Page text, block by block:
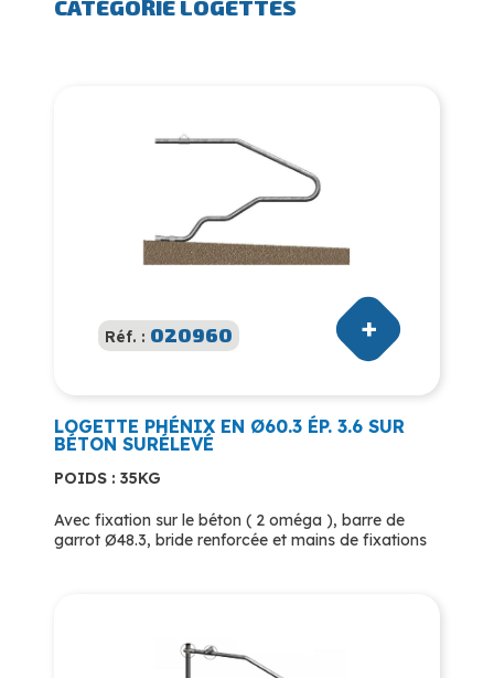
CATÉGORIE LOGETTES
Réf. : 020960
LOGETTE PHÉNIX EN Ø60.3 ÉP. 3.6 SUR
BÉTON SURÉLEVÉ
POIDS : 35KG
Avec fixation sur le béton ( 2 oméga ), barre de
garrot Ø48.3, bride renforcée et mains de fixations